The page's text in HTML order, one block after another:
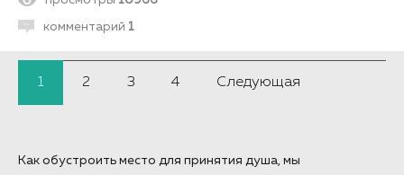
комментарий 1
1 2 3 4 Следующая
Как обустроить место для принятия душа, мы